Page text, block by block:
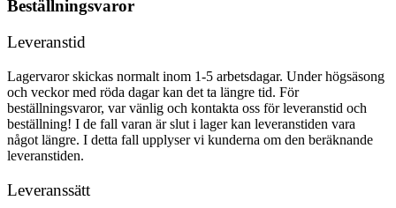
Beställningsvaror
Leveranstid
Lagervaror skickas normalt inom 1-5 arbetsdagar. Under högsäsong
och veckor med röda dagar kan det ta längre tid. För
beställningsvaror, var vänlig och kontakta oss för leveranstid och
beställning! I de fall varan är slut i lager kan leveranstiden vara
något längre. I detta fall upplyser vi kunderna om den beräknande
leveranstiden.
Leveranssätt